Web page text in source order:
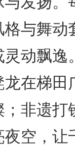
格与舞动
动飘逸
在梯田
非遗打
空，让